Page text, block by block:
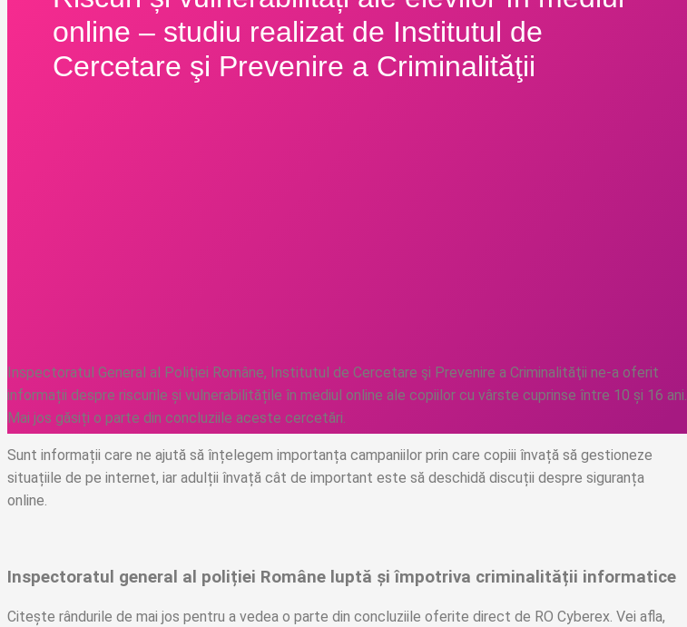
online – studiu realizat de Institutul de
Cercetare şi Prevenire a Criminalităţii
Inspectoratul General al Poliției Române, Institutul de Cercetare şi Prevenire a Criminalităţii ne-a oferit
informații despre riscurile și vulnerabilitățile în mediul online ale copiilor cu vârste cuprinse între 10 și 16 ani.
Mai jos găsiți o parte din concluziile aceste cercetări.
Sunt informații care ne ajută să înțelegem importanța campaniilor prin care copiii învață să gestioneze
situațiile de pe internet, iar adulții învață cât de important este să deschidă discuții despre siguranța
online.
Inspectoratul general al poliției Române luptă și împotriva criminalității informatice
Citește rândurile de mai jos pentru a vedea o parte din concluziile oferite direct de RO Cyberex. Vei afla,